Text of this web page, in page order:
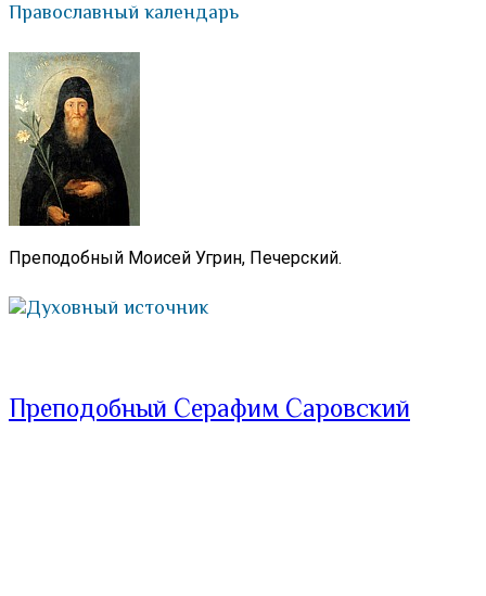
Православный календарь
Преподобный Моисей Угрин, Печерский.
Духовный источник
Преподобный Серафим Саровский